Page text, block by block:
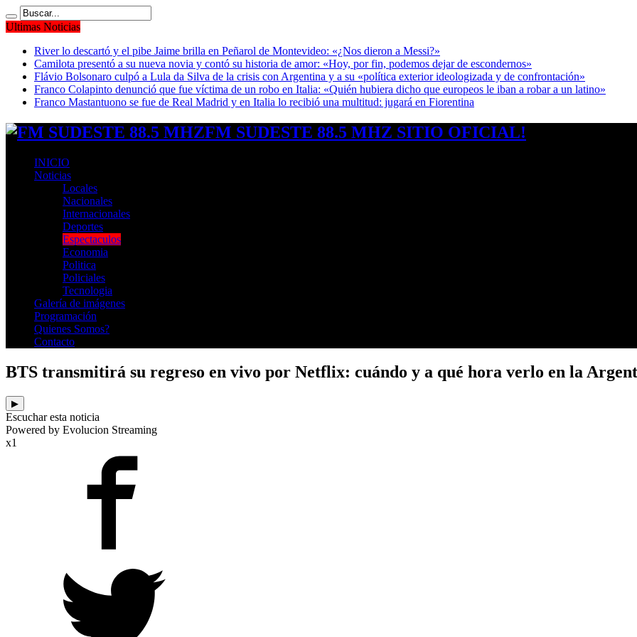
Ultimas Noticias
River lo descartó y el pibe Jaime brilla en Peñarol de Montevideo: «¿Nos dieron a Messi?»
Camilota presentó a su nueva novia y contó su historia de amor: «Hoy, por fin, podemos dejar de escondernos»
Flávio Bolsonaro culpó a Lula da Silva de la crisis con Argentina y a su «política exterior ideologizada y de confrontación»
Franco Colapinto denunció que fue víctima de un robo en Italia: «Quién hubiera dicho que europeos le iban a robar a un latino»
Franco Mastantuono se fue de Real Madrid y en Italia lo recibió una multitud: jugará en Fiorentina
FM SUDESTE 88.5 MHZ SITIO OFICIAL!
INICIO
Noticias
Locales
Nacionales
Internacionales
Deportes
Espectaculos
Economia
Politica
Policiales
Tecnologia
Galería de imágenes
Programación
Quienes Somos?
Contacto
BTS transmitirá su regreso en vivo por Netflix: cuándo y a qué hora verlo en la
▶
Escuchar esta noticia
Powered by Evolucion Streaming
x1